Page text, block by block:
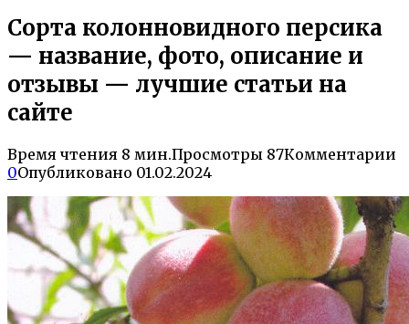
Сорта колонновидного персика
— название, фото, описание и
отзывы — лучшие статьи на
сайте
Время чтения 8 мин.Просмотры 87Комментарии
0Опубликовано 01.02.2024